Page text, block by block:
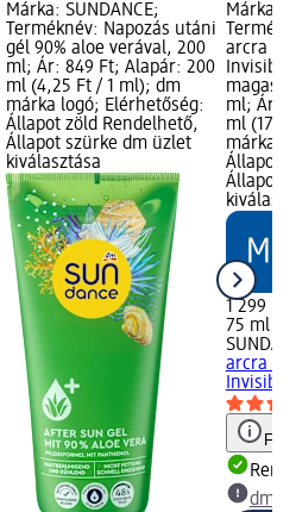
Márka: SUNDANCE;
Terméknév: Napozás utáni
gél 90% aloe verával, 200
ml; Ár: 849 Ft; Alapár: 200
ml (4,25 Ft / 1 ml); dm
márka logó; Elérhetőség:
Állapot zöld Rendelhető,
Állapot szürke dm üzlet
kiválasztása
Márka:
arcra és
Invisible
magas
ml; Ár:
ml
márka
Állapot
Állapot
1 299 Ft
75 ml
arcra és
dm